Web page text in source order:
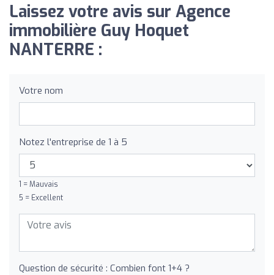
Laissez votre avis sur Agence
immobilière Guy Hoquet
NANTERRE :
Votre nom
Notez l'entreprise de 1 à 5
1 = Mauvais
5 = Excellent
Question de sécurité : Combien font 1+4 ?